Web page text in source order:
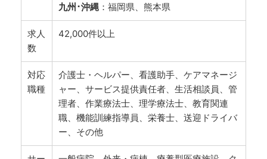
九州･沖縄 ：福岡県、熊本県
求人
数
42,000件以上
対応
職種
介護士・ヘルパー、看護助手、ケアマネージ
ャー、サービス提供責任者、生活相談員、管
理者、作業療法士、理学療法士、教育関連
職、機能訓練指導員、栄養士、送迎ドライバ
ー、その他